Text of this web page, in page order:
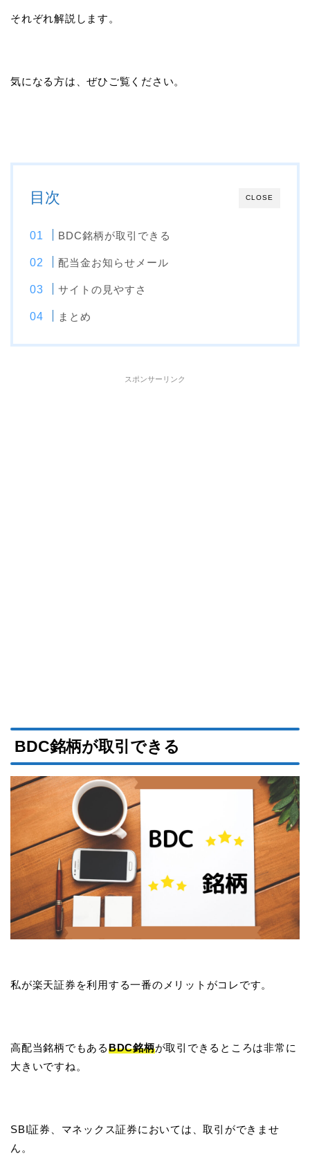
それぞれ解説します。
気になる方は、ぜひご覧ください。
CLOSE
目次
BDC銘柄が取引できる
配当金お知らせメール
サイトの見やすさ
まとめ
スポンサーリンク
BDC銘柄が取引できる
私が楽天証券を利用する一番のメリットがコレです。
高配当銘柄でもあるBDC銘柄が取引できるところは非常に
大きいですね。
SBI証券、マネックス証券においては、取引ができませ
ん。